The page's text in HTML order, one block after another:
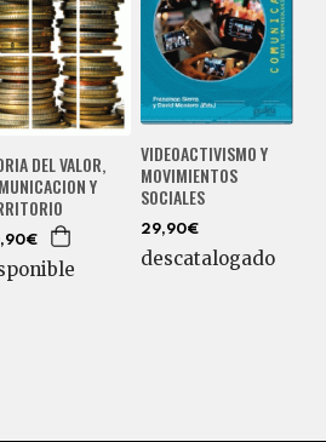
DEL VALOR,
Y
VIDEOACTIVISMO Y
MOVIMIENTOS
SOCIALES
29,90€
descatalogado